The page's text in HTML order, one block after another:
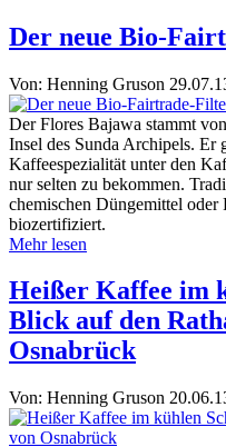
Der neue Bio-
Von: Henning Gruson
Der Flores Bajawa stammt
Insel des Sunda Archipels. Er
Kaffeespezialität unter den
nur selten zu bekommen.
chemischen Düngemittel
biozertifiziert.
Mehr lesen
Heißer Kaffee im
Blick auf den
Osnabrück
Von: Henning Gruson